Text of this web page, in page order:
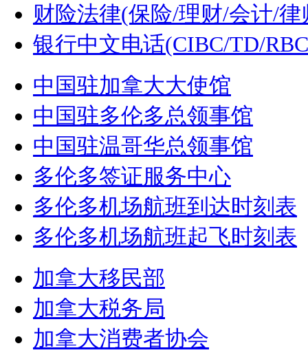
财险法律(保险/理财/会计/律
银行中文电话(CIBC/TD/
中国驻加拿大大使馆
中国驻多伦多总领事馆
中国驻温哥华总领事馆
多伦多签证服务中心
多伦多机场航班到达时刻表
多伦多机场航班起飞时刻表
加拿大移民部
加拿大税务局
加拿大消费者协会